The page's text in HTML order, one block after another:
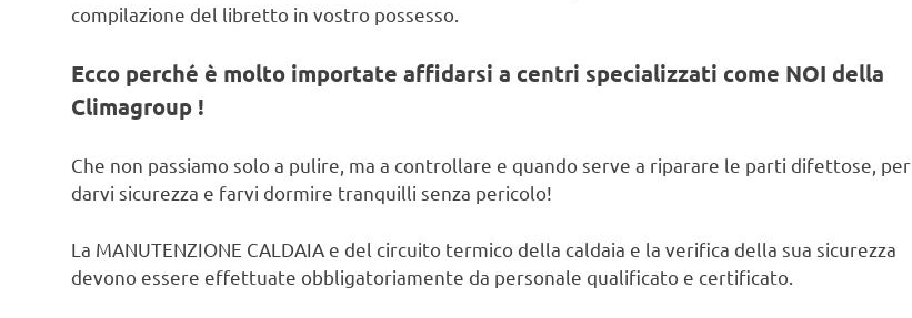
compilazione del libretto in vostro possesso.
Ecco perché è molto importate affidarsi a centri specializzati come NOI della
Climagroup !
Che non passiamo solo a pulire, ma a controllare e quando serve a riparare le parti difettose, per
darvi sicurezza e farvi dormire tranquilli senza pericolo!
La MANUTENZIONE CALDAIA e del circuito termico della caldaia e la verifica della sua sicurezza
devono essere effettuate obbligatoriamente da personale qualificato e certificato.